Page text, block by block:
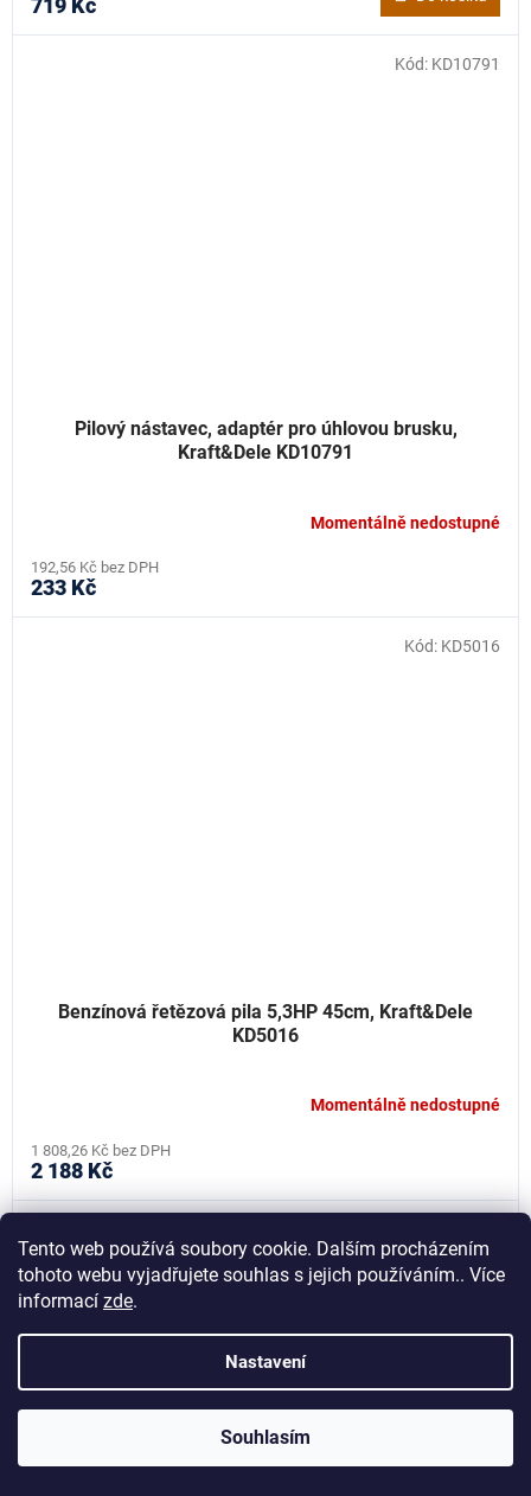
Tento web používá soubory cookie. Dalším procházením
tohoto webu vyjadřujete souhlas s jejich používáním.. Více
informací zde.
Nastavení
Souhlasím
Pilový nástavec, adaptér pro úhlovou brusku,
Kraft&Dele KD10791
Momentálně nedostupné
192,56 Kč bez DPH
233 Kč
Kód: KD10791
Benzínová řetězová pila 5,3HP 45cm, Kraft&Dele
KD5016
Momentálně nedostupné
1 808,26 Kč bez DPH
2 188 Kč
Kód: KD5016